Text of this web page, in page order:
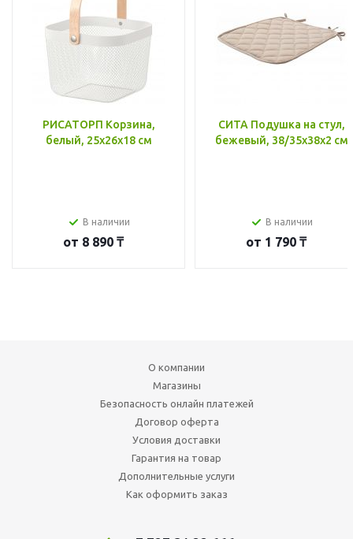
РИСАТОРП Корзина,
белый, 25x26x18 см
В наличии
от 8 890 ₸
СИТА Подушка на стул,
бежевый, 38/35x38x2 см
В наличии
от 1 790 ₸
О компании
Магазины
Безопасность онлайн платежей
Договор оферта
Условия доставки
Гарантия на товар
Дополнительные услуги
Как оформить заказ